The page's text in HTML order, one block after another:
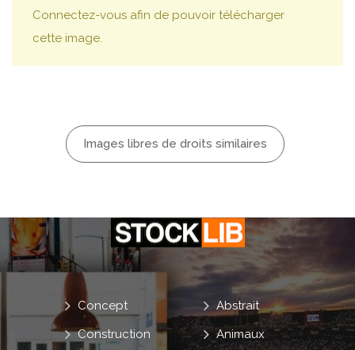
Connectez-vous afin de pouvoir télécharger
cette image.
Images libres de droits similaires
Abstrait
Animaux
Concept
Construction